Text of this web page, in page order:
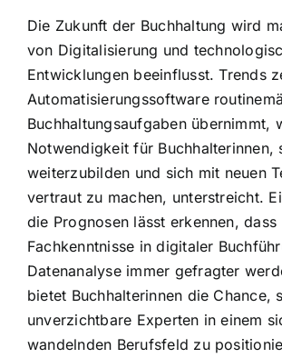
Die Zukunft der Buchhaltung wird
von Digitalisierung und
Entwicklungen beeinflusst. Trends
Automatisierungssoftware
Buchhaltungsaufgaben übernimmt,
Notwendigkeit für Buchhalterinnen,
weiterzubilden und sich mit neuen
vertraut zu machen, unterstreicht.
die Prognosen lässt erkennen, dass
Fachkenntnisse in digitaler
Datenanalyse immer gefragter
bietet Buchhalterinnen die Chance,
unverzichtbare Experten in einem
wandelnden Berufsfeld zu